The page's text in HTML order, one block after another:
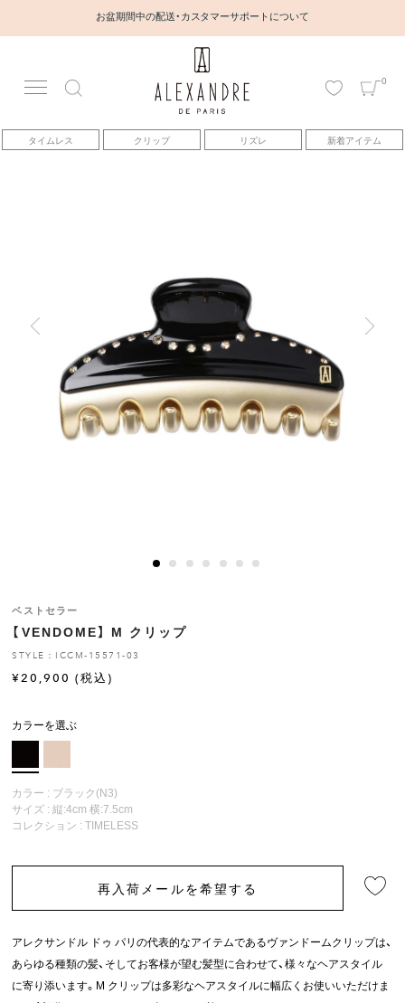
お盆期間中の配送・カスタマーサポートについて
0
タイムレス クリップ リズレ 新着アイテム
アカウント
アイテム
トピックス
ヘアアレンジ動画
ヒストリー
お修理について
ベストセラー
【VENDOME】 M クリップ
STYLE：ICCM-15571-03
¥20,900 (税込)
カラーを選ぶ
カラー : ブラック(N3)
サイズ : 縦:4cm 横:7.5cm
コレクション :TIMELESS
再入荷メールを希望する
アレクサンドル ドゥ パリの代表的なアイテムであるヴァンドームクリップは、
あらゆる種類の髪、そしてお客様が望む髪型に合わせて、様々なヘアスタイル
に寄り添います。M クリップは多彩なヘアスタイルに幅広くお使いいただけま